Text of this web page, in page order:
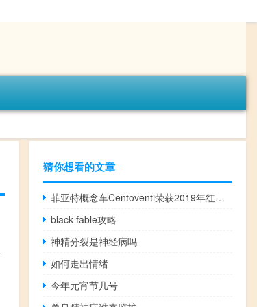
猜你想看的文章
菲亚特概念车Centoventi荣获2019年红点奖
black fable攻略
神精分裂是神经病吗
如何走出情绪
今年元宵节几号